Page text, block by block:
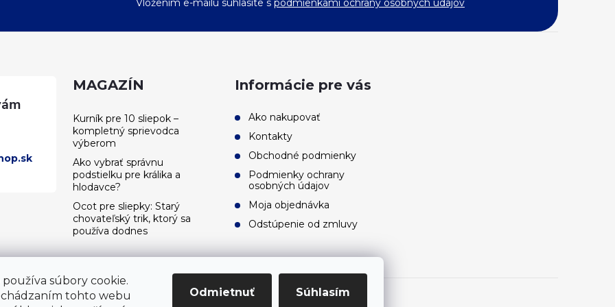
súbory cookie.
tohto webu
Odmietnuť Súhlasím
Vložením e-mailu súhlasíte s podmienkami ochrany osobných údajov
MAGAZÍN
Kurník pre 10 sliepok –
kompletný sprievodca
výberom
Ako vybrať správnu
podstielku pre králika a
hlodavce?
Ocot pre sliepky: Starý
chovateľský trik, ktorý sa
používa dodnes
Informácie pre vás
Ako nakupovať
Kontakty
Obchodné podmienky
Podmienky ochrany
osobných údajov
Moja objednávka
Odstúpenie od zmluvy